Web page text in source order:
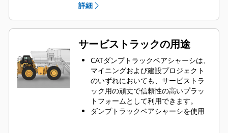
ーションが得られます。
Caterpillarは、世界各国のOEMと協
力し、お客様の業務に最適なソリュ
ーションを提供するために、すべて
最寄りのCatディーラを通じて、給水
車の用途に適合するようにベアシャ
ーシ機械をカスタマイズしていま
す。
詳細
サービストラックの用途
CATダンプトラックベアシャーシは、
マイニングおよび建設プロジェクト
のいずれにおいても、サービストラ
ック用の頑丈で信頼性の高いプラッ
トフォームとして利用できます。
ダンプトラックベアシャーシを使用